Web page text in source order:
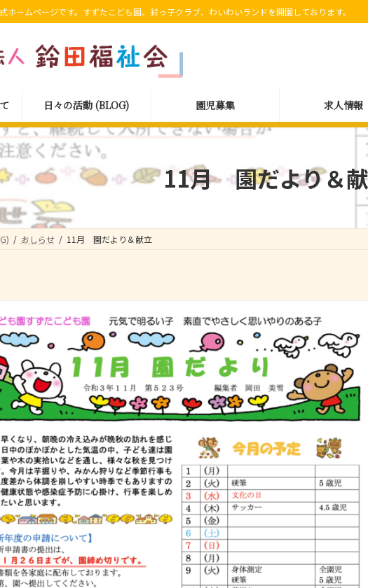
ホームページです。すずたこども園、鈴っ子クラブ、わいわいランドを開園しております。
日々の活動 (BLOG) 園児募集 求人情報
11月 園だより＆
おしらせ 11月 園だより＆献立